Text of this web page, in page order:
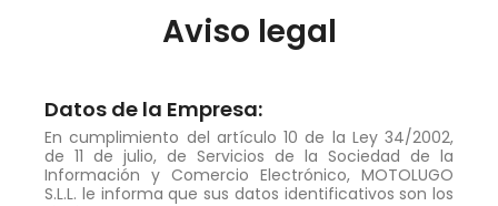
Aviso legal
Datos de la Empresa:
En cumplimiento del artículo 10 de la Ley 34/2002,
de 11 de julio, de Servicios de la Sociedad de la
Información y Comercio Electrónico, MOTOLUGO
S.L.L. le informa que sus datos identificativos son los